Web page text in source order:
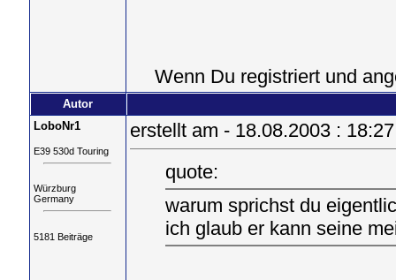
Wenn Du registriert und
Autor
LoboNr1
E39 530d Touring
Würzburg
Germany
5181 Beiträge
erstellt am - 18.08.2003 :
quote:
warum sprichst du
ich glaub er kann seine